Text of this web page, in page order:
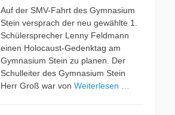
Auf der SMV-Fahrt des Gymnasium
Stein versprach der neu gewählte 1.
Schülersprecher Lenny Feldmann
einen Holocaust-Gedenktag am
Gymnasium Stein zu planen. Der
Schulleiter des Gymnasium Stein
Herr Groß war von Weiterlesen …